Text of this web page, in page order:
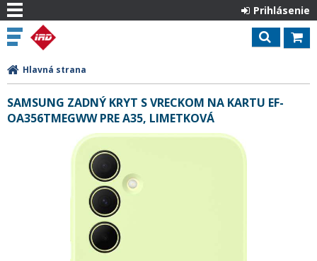
Prihlásenie
Hlavná strana
SAMSUNG ZADNÝ KRYT S VRECKOM NA KARTU EF-
OA356TMEGWW PRE A35, LIMETKOVÁ